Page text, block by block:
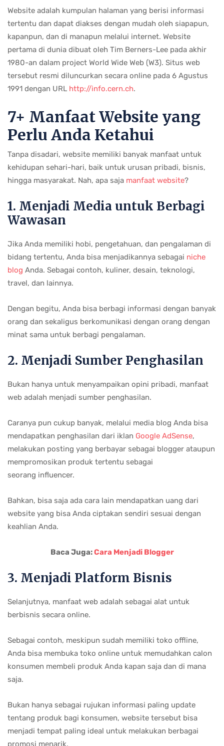
Website adalah kumpulan halaman yang berisi informasi
tertentu dan dapat diakses dengan mudah oleh siapapun,
kapanpun, dan di manapun melalui internet. Website
pertama di dunia dibuat oleh Tim Berners-Lee pada akhir
1980-an dalam project World Wide Web (W3). Situs web
tersebut resmi diluncurkan secara online pada 6 Agustus
1991 dengan URL http://info.cern.ch.
7+ Manfaat Website yang
Perlu Anda Ketahui
Tanpa disadari, website memiliki banyak manfaat untuk
kehidupan sehari-hari, baik untuk urusan pribadi, bisnis,
hingga masyarakat. Nah, apa saja manfaat website?
1. Menjadi Media untuk Berbagi
Wawasan
Jika Anda memiliki hobi, pengetahuan, dan pengalaman di
bidang tertentu, Anda bisa menjadikannya sebagai niche
blog Anda. Sebagai contoh, kuliner, desain, teknologi,
travel, dan lainnya.
Dengan begitu, Anda bisa berbagi informasi dengan banyak
orang dan sekaligus berkomunikasi dengan orang dengan
minat sama untuk berbagi pengalaman.
2. Menjadi Sumber Penghasilan
Bukan hanya untuk menyampaikan opini pribadi, manfaat
web adalah menjadi sumber penghasilan.
Caranya pun cukup banyak, melalui media blog Anda bisa
mendapatkan penghasilan dari iklan Google AdSense,
melakukan posting yang berbayar sebagai blogger ataupun
mempromosikan produk tertentu sebagai
seorang influencer.
Bahkan, bisa saja ada cara lain mendapatkan uang dari
website yang bisa Anda ciptakan sendiri sesuai dengan
keahlian Anda.
Baca Juga:Cara Menjadi Blogger
3. Menjadi Platform Bisnis
Selanjutnya, manfaat web adalah sebagai alat untuk
berbisnis secara online.
Sebagai contoh, meskipun sudah memiliki toko offline,
Anda bisa membuka toko online untuk memudahkan calon
konsumen membeli produk Anda kapan saja dan di mana
saja.
Bukan hanya sebagai rujukan informasi paling update
tentang produk bagi konsumen, website tersebut bisa
menjadi tempat paling ideal untuk melakukan berbagai
promosi menarik.